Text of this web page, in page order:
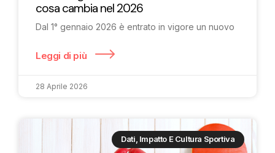
cosa cambia nel 2026
Dal 1° gennaio 2026 è entrato in vigore un nuovo
Leggi di più
28 Aprile 2026
Dati, Impatto E Cultura Sportiva